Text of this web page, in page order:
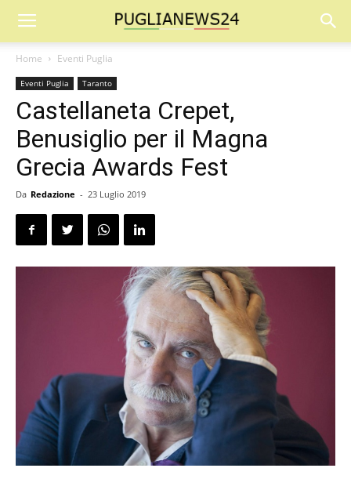
Home Eventi Puglia
Eventi Puglia Taranto
Castellaneta Crepet,
Benusiglio per il Magna
Grecia Awards Fest
Da Redazione - 23 Luglio 2019